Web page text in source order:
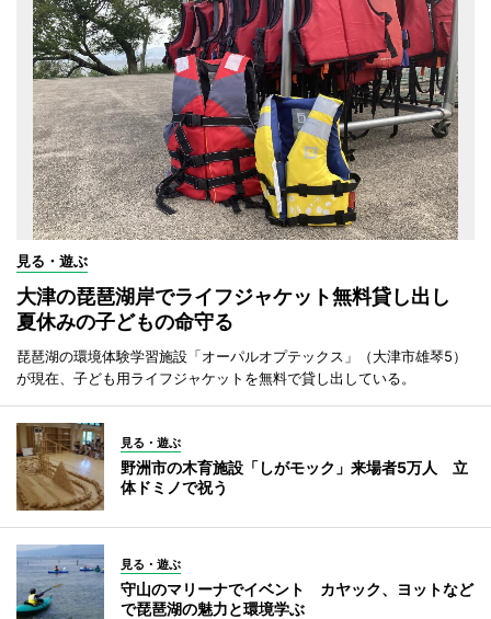
見る・遊ぶ
大津の琵琶湖岸でライフジャケット無料貸し出し
夏休みの子どもの命守る
琵琶湖の環境体験学習施設「オーパルオプテックス」（大津市雄琴5）
が現在、子ども用ライフジャケットを無料で貸し出している。
見る・遊ぶ
野洲市の木育施設「しがモック」来場者5万人 立
体ドミノで祝う
見る・遊ぶ
守山のマリーナでイベント カヤック、ヨットなど
で琵琶湖の魅力と環境学ぶ